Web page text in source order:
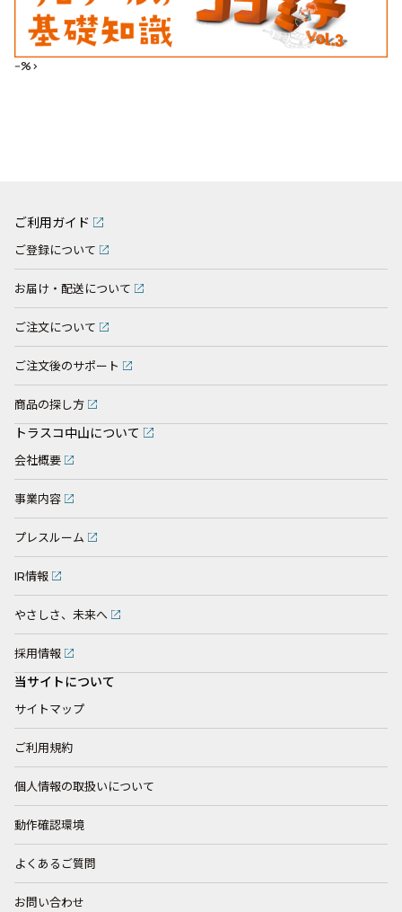
--%>
ご利用ガイド
ご登録について
お届け・配送について
ご注文について
ご注文後のサポート
商品の探し方
トラスコ中山について
会社概要
事業内容
プレスルーム
IR情報
やさしさ、未来へ
採用情報
当サイトについて
サイトマップ
ご利用規約
個人情報の取扱いについて
動作確認環境
よくあるご質問
お問い合わせ